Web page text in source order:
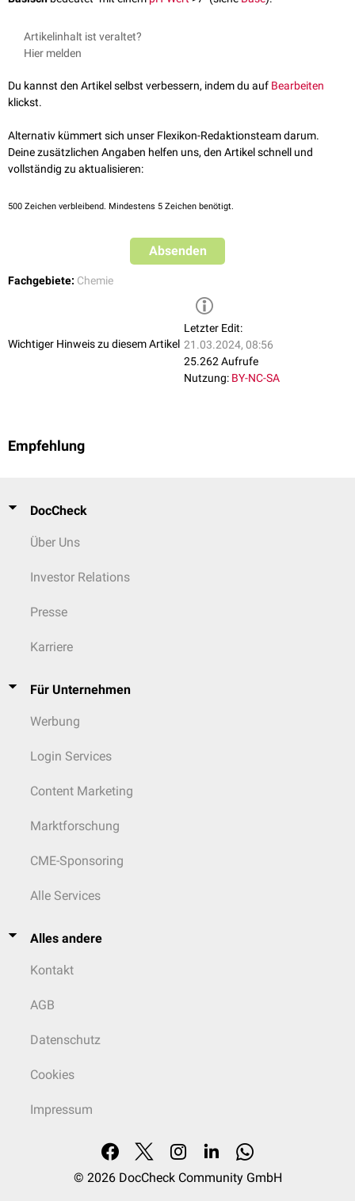
Artikelinhalt ist veraltet?
Hier melden
Du kannst den Artikel selbst verbessern, indem du auf Bearbeiten
klickst.
Alternativ kümmert sich unser Flexikon-Redaktionsteam darum.
Deine zusätzlichen Angaben helfen uns, den Artikel schnell und
vollständig zu aktualisieren:
500 Zeichen verbleibend. Mindestens 5 Zeichen benötigt.
Absenden
Fachgebiete: Chemie
Wichtiger Hinweis zu diesem Artikel
Letzter Edit:
21.03.2024, 08:56
25.262 Aufrufe
Nutzung: BY-NC-SA
Empfehlung
DocCheck
Über Uns
Investor Relations
Presse
Karriere
Für Unternehmen
Werbung
Login Services
Content Marketing
Marktforschung
CME-Sponsoring
Alle Services
Alles andere
Kontakt
AGB
Datenschutz
Cookies
Impressum
© 2026 DocCheck Community GmbH